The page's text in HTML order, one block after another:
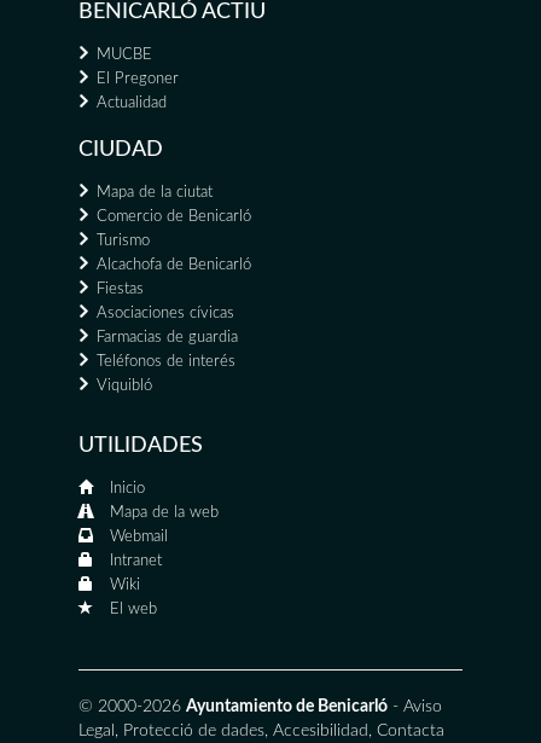
BENICARLÓ ACTIU
MUCBE
El Pregoner
Actualidad
CIUDAD
Mapa de la ciutat
Comercio de Benicarló
Turismo
Alcachofa de Benicarló
Fiestas
Asociaciones cívicas
Farmacias de guardia
Teléfonos de interés
Viquibló
UTILIDADES
Inicio
Mapa de la web
Webmail
Intranet
Wiki
El web
© 2000-2026 Ayuntamiento de Benicarló - Aviso
Legal , Protecció de dades, Accesibilidad , Contacta